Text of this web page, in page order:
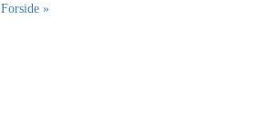
Forside »